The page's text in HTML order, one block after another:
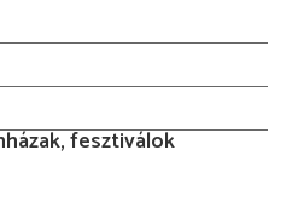
fesztiválok